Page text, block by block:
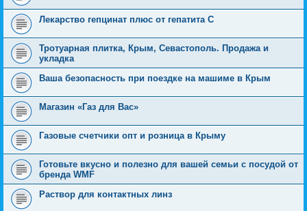
Лекарство гепцинат плюс от гепатита С
Тротуарная плитка, Крым, Севастополь. Продажа и
укладка
Ваша безопасность при поездке на машиме в Крым
Магазин «Газ для Вас»
Газовые счетчики опт и розница в Крыму
Готовьте вкусно и полезно для вашей семьи с посудой от
бренда WMF
Раствор для контактных линз